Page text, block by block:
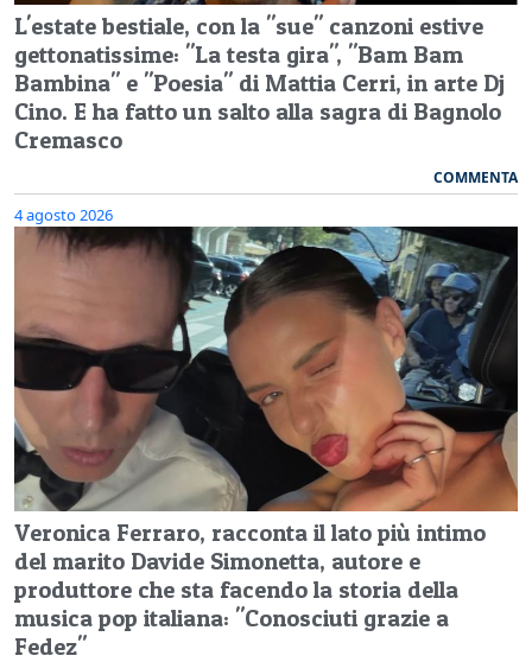
L'estate bestiale, con la "sue" canzoni estive
gettonatissime: "La testa gira", "Bam Bam
Bambina" e "Poesia" di Mattia Cerri, in arte Dj
Cino. E ha fatto un salto alla sagra di Bagnolo
Cremasco
COMMENTA
4 agosto 2026
Veronica Ferraro, racconta il lato più intimo
del marito Davide Simonetta, autore e
produttore che sta facendo la storia della
musica pop italiana: "Conosciuti grazie a
Fedez"